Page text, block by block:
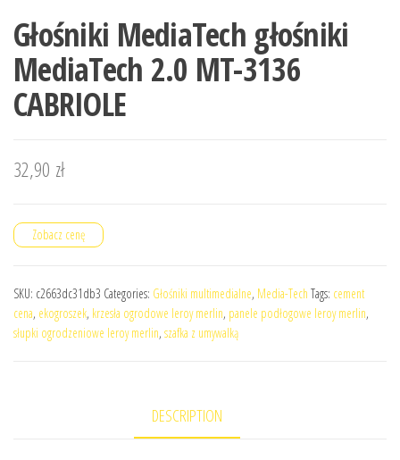
Głośniki MediaTech głośniki
MediaTech 2.0 MT-3136
CABRIOLE
32,90 zł
Zobacz cenę
SKU: c2663dc31db3 Categories: Głośniki multimedialne, Media-Tech Tags: cement
cena, ekogroszek, krzesła ogrodowe leroy merlin, panele podłogowe leroy merlin,
słupki ogrodzeniowe leroy merlin, szafka z umywalką
DESCRIPTION